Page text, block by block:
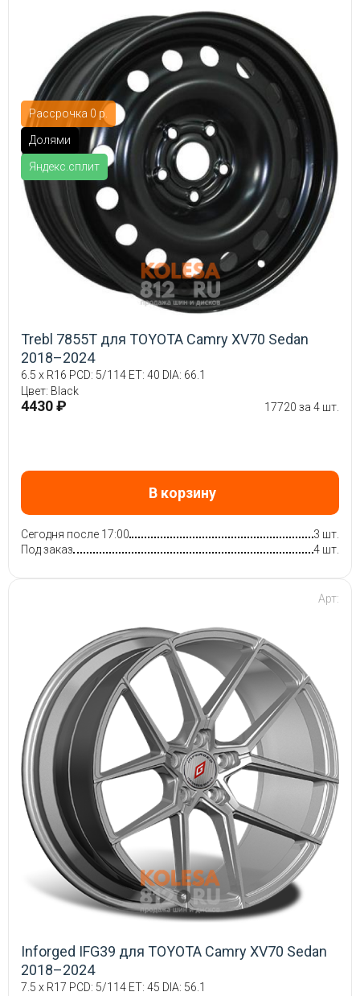
Рассрочка 0 р.
Долями
Яндекс.сплит
Trebl 7855T для TOYOTA Camry XV70 Sedan
2018–2024
6.5 x R16 PCD: 5/114 ET: 40 DIA: 66.1
Цвет: Black
4430 ₽ 17720 за 4 шт.
В корзину
Сегодня после 17:00
3 шт.
Под заказ
4 шт.
Арт:
Inforged IFG39 для TOYOTA Camry XV70 Sedan
2018–2024
7.5 x R17 PCD: 5/114 ET: 45 DIA: 56.1